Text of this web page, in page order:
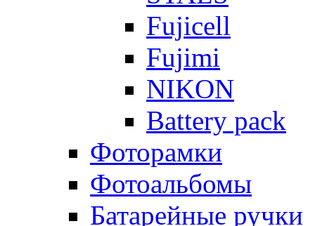
Fujicell
Fujimi
NIKON
Battery pack
Фоторамки
Фотоальбомы
Батарейные ручки